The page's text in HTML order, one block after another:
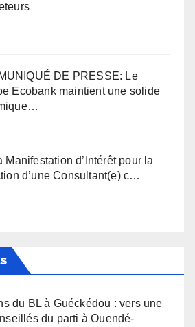
DE PRESSE: Le
Ecobank maintient une solide
Manifestation d’Intérêt pour la
d’une Consultant(e) c…
du BL à Guéckédou : vers une
du parti à Ouendé-